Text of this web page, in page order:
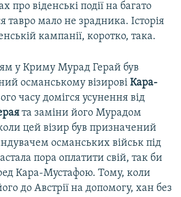
про віденські події на багато
тавро мало не зрадника. Історія
кампанії, коротко, така.
у Криму Мурад Герай був
османському візирові Кара-
часу домігся усунення від
та заміни його Мурадом
цей візир був призначений
османських військ під
пора оплатити свій, так би
Кара-Мустафою. Тому, коли
до Австрії на допомогу, хан без